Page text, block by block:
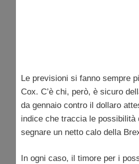
Le previsioni si fanno sempre
Cox. C’è chi, però, è sicuro
da gennaio contro il dollaro
indice che traccia le possibilità
segnare un netto calo della
In ogni caso, il timore per i